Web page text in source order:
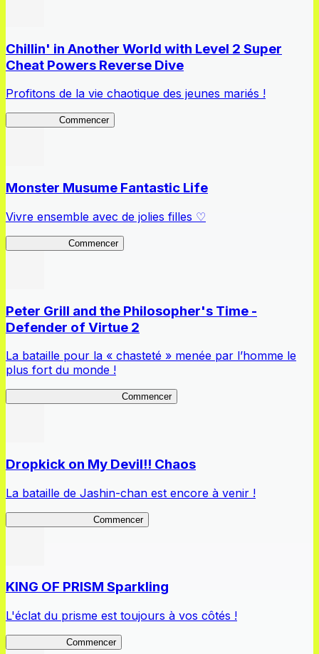
Chillin' in Another World with Level 2 Super
Cheat Powers Reverse Dive
Profitons de la vie chaotique des jeunes mariés !
Commencer
Monster Musume Fantastic Life
Vivre ensemble avec de jolies filles ♡
Commencer
Peter Grill and the Philosopher's Time -
Defender of Virtue 2
La bataille pour la « chasteté » menée par l’homme le
plus fort du monde !
Commencer
Dropkick on My Devil!! Chaos
La bataille de Jashin-chan est encore à venir !
Commencer
KING OF PRISM Sparkling
L'éclat du prisme est toujours à vos côtés !
Commencer